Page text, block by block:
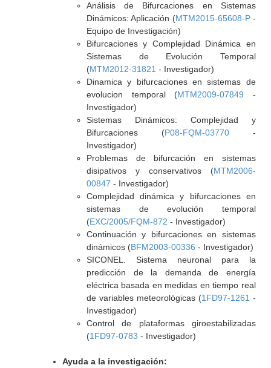
Análisis de Bifurcaciones en Sistemas
Dinámicos: Aplicación (MTM2015-65608-P-
Equipo de Investigación)
Bifurcaciones y Complejidad Dinámica en
Sistemas de Evolución Temporal
(MTM2012-31821 - Investigador)
Dinamica y bifurcaciones en sistemas de
evolucion temporal (MTM2009-07849 -
Investigador)
Sistemas Dinámicos: Complejidad y
Bifurcaciones (P08-FQM-03770-
Investigador)
Problemas de bifurcación en sistemas
disipativos y conservativos (MTM2006-
00847 - Investigador)
Complejidad dinámica y bifurcaciones en
sistemas de evolución temporal
(EXC/2005/FQM-872 - Investigador)
Continuación y bifurcaciones en sistemas
dinámicos (BFM2003-00336 - Investigador)
SICONEL. Sistema neuronal para la
predicción de la demanda de energía
eléctrica basada en medidas en tiempo real
de variables meteorológicas (1FD97-1261 -
Investigador)
Control de plataformas giroestabilizadas
(1FD97-0783 - Investigador)
Ayuda a la investigación: